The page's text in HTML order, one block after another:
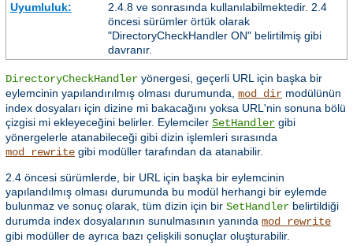
Uyumluluk:
2.4.8 ve sonrasında kullanılabilmektedir. 2.4
öncesi sürümler örtük olarak
"DirectoryCheckHandler ON" belirtilmiş gibi
davranır.
DirectoryCheckHandler yönergesi, geçerli URL için başka bir
eylemcinin yapılandırılmış olması durumunda, mod_dir modülünün
index dosyaları için dizine mi bakacağını yoksa URL'nin sonuna bölü
çizgisi mi ekleyeceğini belirler. Eylemciler SetHandler gibi
yönergelerle atanabileceği gibi dizin işlemleri sırasında
mod_rewrite gibi modüller tarafından da atanabilir.
2.4 öncesi sürümlerde, bir URL için başka bir eylemcinin
yapılandılmış olması durumunda bu modül herhangi bir eylemde
bulunmaz ve sonuç olarak, tüm dizin için bir SetHandler belirtildiği
durumda index dosyalarının sunulmasının yanında mod_rewrite
gibi modüller de ayrıca bazı çelişkili sonuçlar oluşturabilir.